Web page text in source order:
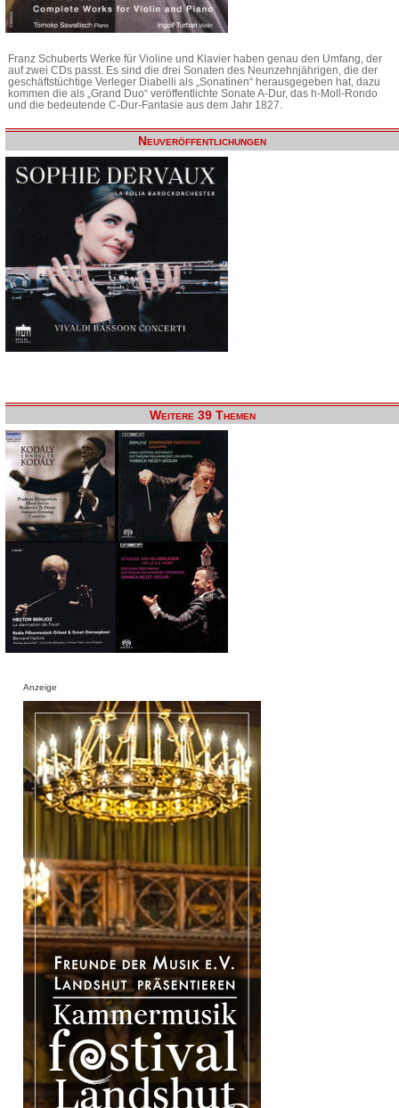
Franz Schuberts Werke für Violine und Klavier haben genau den Umfang, der
auf zwei CDs passt. Es sind die drei Sonaten des Neunzehnjährigen, die der
geschäftstüchtige Verleger Diabelli als „Sonatinen“ herausgegeben hat, dazu
kommen die als „Grand Duo“ veröffentlichte Sonate A-Dur, das h-Moll-Rondo
und die bedeutende C-Dur-Fantasie aus dem Jahr 1827.
Neuveröffentlichungen
Weitere 39 Themen
Anzeige